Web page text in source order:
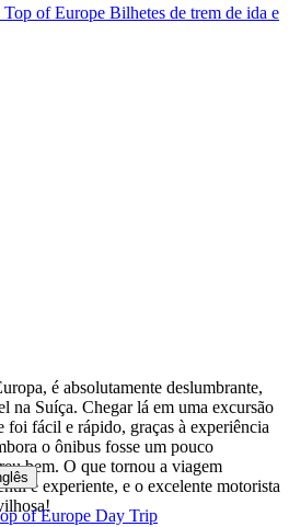
of Europe Bilhetes de trem de ida e
é absolutamente deslumbrante,
na Suíça. Chegar lá em uma excursão
foi fácil e rápido, graças à experiência
o ônibus fosse um pouco
bem. O que tornou a viagem
e experiente, e o excelente motorista
of Europe Day Trip